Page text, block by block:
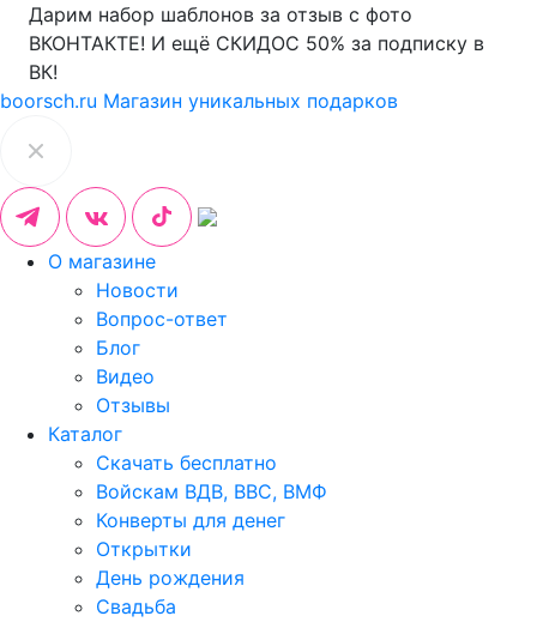
Дарим набор шаблонов за отзыв с фото
ВКОНТАКТЕ! И ещё СКИДОС 50% за подписку в
ВК!
boorsch.ru Магазин уникальных подарков
О магазине
Новости
Вопрос-ответ
Блог
Видео
Отзывы
Каталог
Скачать бесплатно
Войскам ВДВ, ВВС, ВМФ
Конверты для денег
Открытки
День рождения
Свадьба